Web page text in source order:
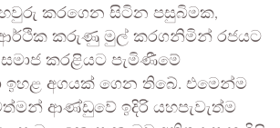
කරගෙන සිටින පසුබිමක,
ආර්ථික කරුණු මුල් කරගනිමින් රජයට
කරළියට පැමිණීමේ
ඉහළ අගයක් ගෙන තිබේ. එමෙන්ම
ආණ්ඩුවේ ඉදිරි යහපැවැත්ම